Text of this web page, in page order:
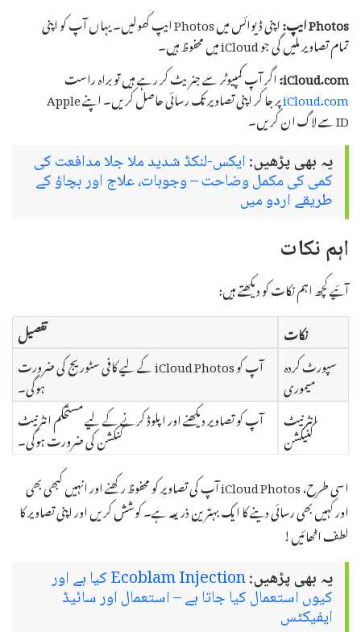
Photos ایپ:
اپنی ڈیوائس میں Photos ایپ کھولیں۔ یہاں آپ کو اپنی
تمام تصاویر ملیں گی جو iCloud میں محفوظ ہیں۔
iCloud.com:اگر آپ کمپیوٹر سے جنریٹ کر رہے ہیں تو براہ راست
iCloud.com پر جا کر اپنی تصاویر تک رسائی حاصل کریں۔ اپنے Apple
ID سے لاگ ان کریں۔
یہ بھی پڑھیں:ایکس-لنکڈ شدید ملا جلا مدافعت کی
کمی کی مکمل وضاحت – وجوہات، علاج اور بچاؤ کے
طریقے اردو میں
اہم نکات
آئیے کچھ اہم نکات کو دیکھتے ہیں:
نکات
تفصیل
سپورٹ کردہ
میموری
آپ کو iCloud Photos کے لیے کافی سٹوریج کی ضرورت
ہوگی۔
انٹرنیٹ
کنیکشن
آپ کو تصاویر دیکھنے اور اپلوڈ کرنے کے لیے مستحکم انٹرنیٹ
کنکشن کی ضرورت ہوگی۔
اسی طرح، iCloud Photos آپ کی تصاویر کو محفوظ رکھنے اور انہیں کبھی بھی
اور کہیں بھی رسائی دینے کا ایک بہترین ذریعہ ہے۔ کوشش کریں اور اپنی تصاویر کا
لطف اٹھائیں!
یہ بھی پڑھیں: Ecoblam Injection کیا ہے اور
کیوں استعمال کیا جاتا ہے – استعمال اور سائیڈ
ایفیکٹس